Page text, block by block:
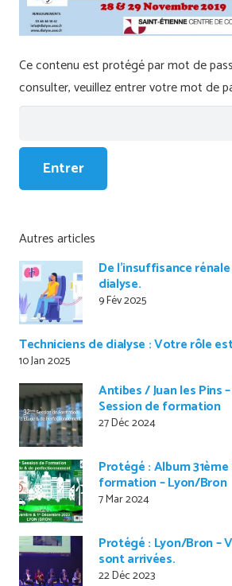
Ce contenu est protégé par mot de
consulter, veuillez entrer votre mot de
Autres articles
De l’insuffisance
dialyse.
9 Fév 2025
Techniciens de dialyse : Votre rôle
10 Jan 2025
Antibes / Juan les Pins
Session de formation
27 Déc 2024
Protégé : Album
formation – Lyon/Bron
7 Mar 2024
Protégé : Lyon/Bron –
sont arrivées.
22 Déc 2023